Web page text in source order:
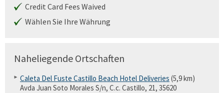
Credit Card Fees Waived
Wählen Sie Ihre Währung
Naheliegende Ortschaften
Caleta Del Fuste Castillo Beach Hotel Deliveries (5,9 km)
Avda Juan Soto Morales S/n, C.c. Castillo, 21, 35620